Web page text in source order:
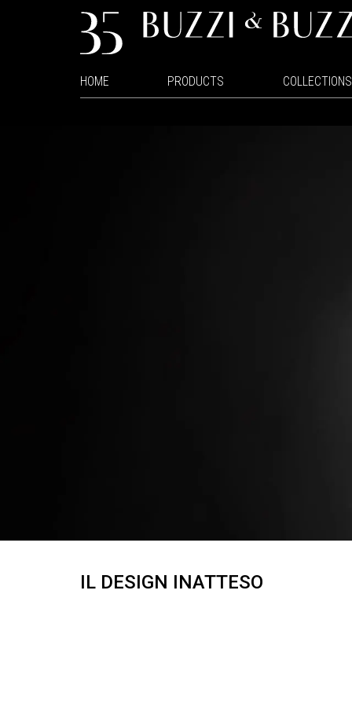
HOME PRODUCTS COLLECTIONS
IL DESIGN INATTESO